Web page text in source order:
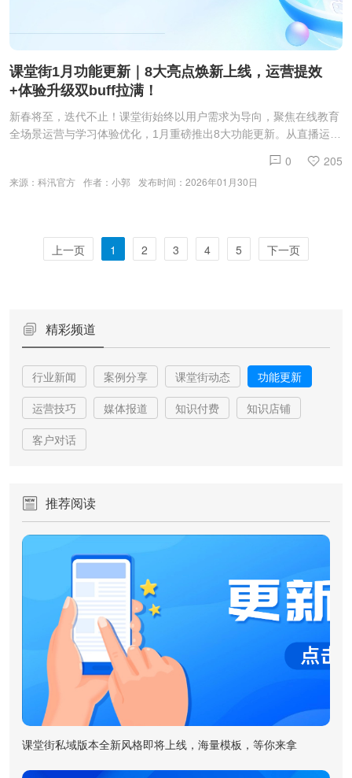
课堂街1月功能更新｜8大亮点焕新上线，运营提效
+体验升级双buff拉满！
新春将至，迭代不止！课堂街始终以用户需求为导向，聚焦在线教育
全场景运营与学习体验优化，1月重磅推出8大功能更新。从直播运营
全方位赋能商家高效经营、学员便捷学习，快来解锁新版本核心亮
点！
205
0
来源：科汛官方 作者：小郭 发布时间：2026年01月30日
上一页 1 2 3 4 5 下一页
精彩频道
行业新闻 案例分享 课堂街动态
功能更新
运营技巧
媒体报道 知识付费
知识店铺
客户对话
推荐阅读
课堂街私域版本全新风格即将上线，海量模板，等你来拿